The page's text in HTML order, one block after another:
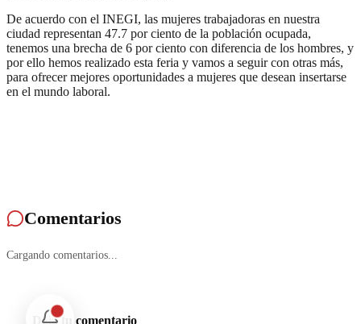
De acuerdo con el INEGI, las mujeres trabajadoras en nuestra
ciudad representan 47.7 por ciento de la población ocupada,
tenemos una brecha de 6 por ciento con diferencia de los hombres, y
por ello hemos realizado esta feria y vamos a seguir con otras más,
para ofrecer mejores oportunidades a mujeres que desean insertarse
en el mundo laboral.
Comentarios
Cargando comentarios...
Deja tu comentario